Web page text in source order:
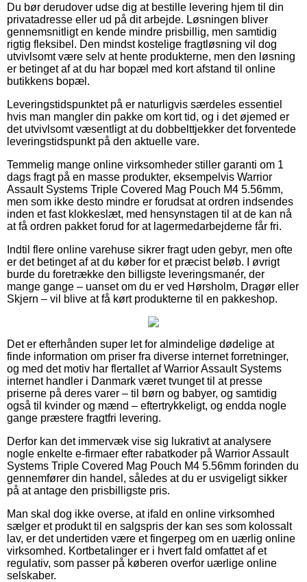
Du bør derudover udse dig at bestille levering hjem til din
privatadresse eller ud på dit arbejde. Løsningen bliver
gennemsnitligt en kende mindre prisbillig, men samtidig
rigtig fleksibel. Den mindst kostelige fragtløsning vil dog
utvivlsomt være selv at hente produkterne, men den løsning
er betinget af at du har bopæl med kort afstand til online
butikkens bopæl.
Leveringstidspunktet på er naturligvis særdeles essentiel
hvis man mangler din pakke om kort tid, og i det øjemed er
det utvivlsomt væsentligt at du dobbelttjekker det forventede
leveringstidspunkt på den aktuelle vare.
Temmelig mange online virksomheder stiller garanti om 1
dags fragt på en masse produkter, eksempelvis Warrior
Assault Systems Triple Covered Mag Pouch M4 5.56mm,
men som ikke desto mindre er forudsat at ordren indsendes
inden et fast klokkeslæt, med hensynstagen til at de kan nå
at få ordren pakket forud for at lagermedarbejderne får fri.
Indtil flere online varehuse sikrer fragt uden gebyr, men ofte
er det betinget af at du køber for et præcist beløb. I øvrigt
burde du foretrække den billigste leveringsmanér, der
mange gange – uanset om du er ved Hørsholm, Dragør eller
Skjern – vil blive at få kørt produkterne til en pakkeshop.
Det er efterhånden super let for almindelige dødelige at
finde information om priser fra diverse internet forretninger,
og med det motiv har flertallet af Warrior Assault Systems
internet handler i Danmark været tvunget til at presse
priserne på deres varer – til børn og babyer, og samtidig
også til kvinder og mænd – eftertrykkeligt, og endda nogle
gange præstere fragtfri levering.
Derfor kan det immervæk vise sig lukrativt at analysere
nogle enkelte e-firmaer efter rabatkoder på Warrior Assault
Systems Triple Covered Mag Pouch M4 5.56mm forinden du
gennemfører din handel, således at du er usvigeligt sikker
på at antage den prisbilligste pris.
Man skal dog ikke overse, at ifald en online virksomhed
sælger et produkt til en salgspris der kan ses som kolossalt
lav, er det undertiden være et fingerpeg om en uærlig online
virksomhed. Kortbetalinger er i hvert fald omfattet af et
regulativ, som passer på køberen overfor uærlige online
selskaber.